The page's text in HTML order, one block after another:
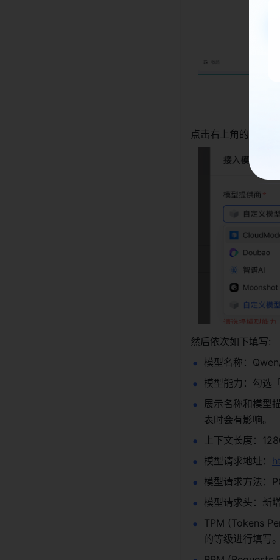
点击右上角的「接
然后依次如下填写:
模型名称：
模型能力：勾选
展示名称和模型
表时会有影响。
上下文长度：
模型请求地址：
模型请求方法：
模型请求头：新
TPM (Tokens
的等级进行填写。